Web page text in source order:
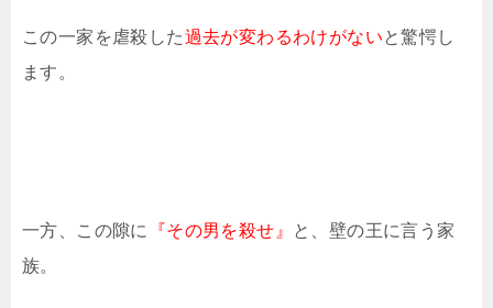
この一家を虐殺した過去が変わるわけがないと驚愕し
ます。
一方、この隙に 『その男を殺せ』
と、壁の王に言う家
族。